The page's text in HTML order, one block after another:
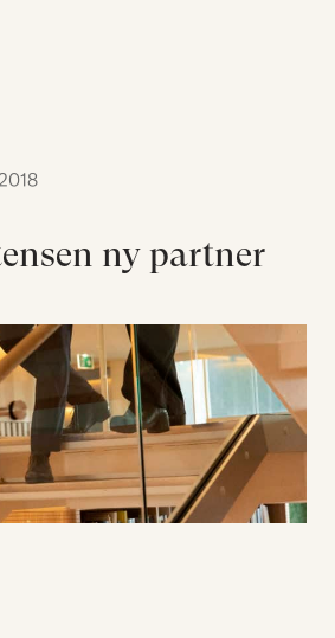
etter:
ny partner